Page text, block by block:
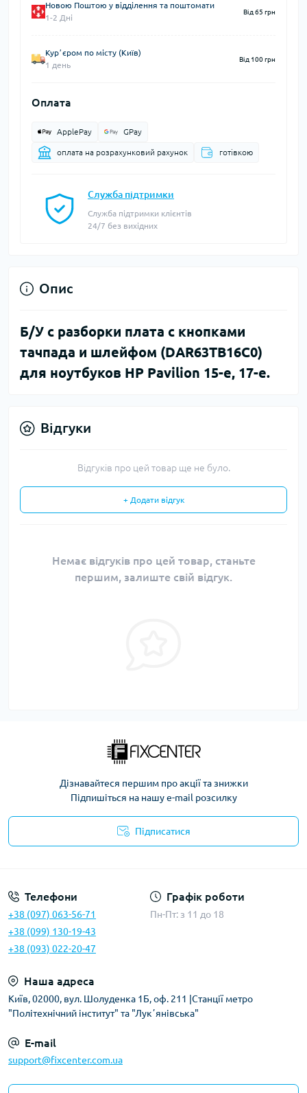
Новою Поштою у відділення та поштомати
1-2 Дні
Від 65 грн
Курʼєром по місту (Київ)
1 день
Від 100 грн
Оплата
ApplePay GPay
оплата на розрахунковий рахунок готівкою
Служба підтримки
Служба підтримки клієнтів
24/7 без вихідних
Опис
Б/У с разборки плата с кнопками
тачпада и шлейфом (DAR63TB16C0)
для ноутбуков HP Pavilion 15-e, 17-e.
Відгуки
Відгуків про цей товар ще не було.
+ Додати відгук
Немає відгуків про цей товар, станьте
першим, залиште свій відгук.
Дізнавайтеся першим про акції та знижки
Підпишіться на нашу e-mail розсилку
Підписатися
Телефони
+38 (097) 063-56-71
+38 (099) 130-19-43
+38 (093) 022-20-47
Графік роботи
Пн-Пт: з 11 до 18
Наша адреса
Київ, 02000, вул. Шолуденка 1Б, оф. 211 |Станції метро
"Політехнічний інститут" та "Лукʼянівська"
E-mail
support@fixcenter.com.ua